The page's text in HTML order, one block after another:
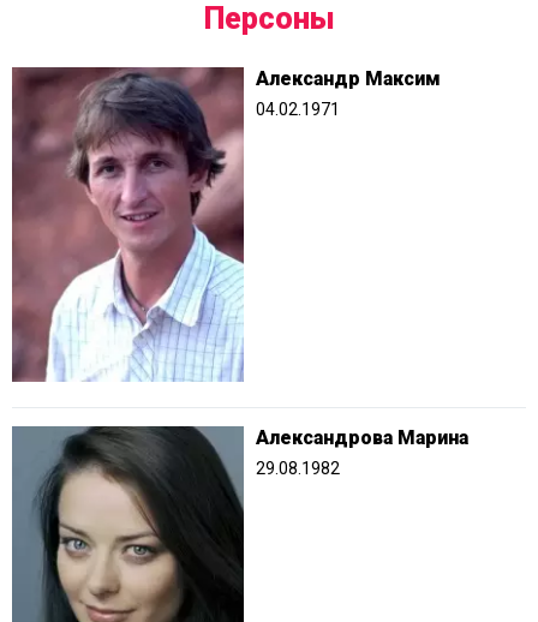
Персоны
Александр Максим
04.02.1971
Александрова Марина
29.08.1982